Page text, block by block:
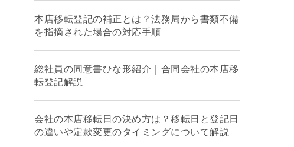
本店移転登記の補正とは？法務局から書類不備
を指摘された場合の対応手順
総社員の同意書ひな形紹介｜合同会社の本店移
転登記解説
会社の本店移転日の決め方は？移転日と登記日
の違いや定款変更のタイミングについて解説